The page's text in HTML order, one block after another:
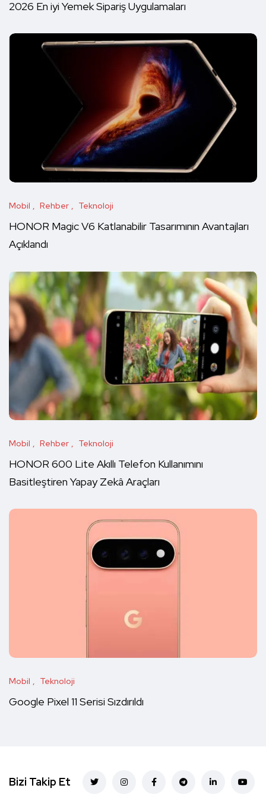
2026 En iyi Yemek Sipariş Uygulamaları
Mobil Rehber Teknoloji
HONOR Magic V6 Katlanabilir Tasarımının Avantajları
Açıklandı
Mobil Rehber Teknoloji
HONOR 600 Lite Akıllı Telefon Kullanımını
Basitleştiren Yapay Zekâ Araçları
Mobil Teknoloji
Google Pixel 11 Serisi Sızdırıldı
Bizi Takip Et